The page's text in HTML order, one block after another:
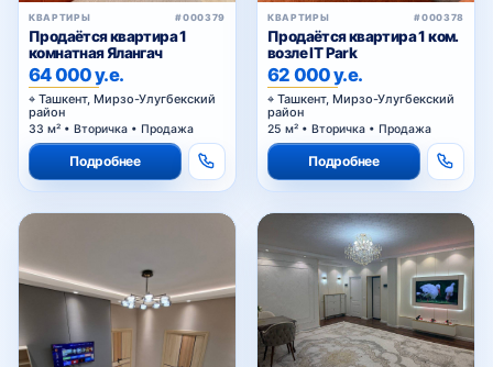
#000379
Продаётся квартира 1
комнатная Ялангач
64 000 у.е.
Ташкент, Мирзо-Улугбекский
район
33 м² • Вторичка • Продажа
Подробнее
#000378
Продаётся квартира 1 ком.
возле IT Park
62 000 у.е.
Ташкент, Мирзо-Улугбекский
район
25 м² • Вторичка • Продажа
Подробнее